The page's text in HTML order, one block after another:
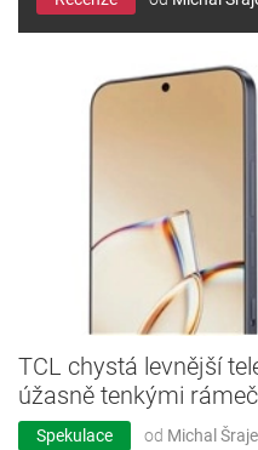
TCL chystá levnější
úžasně tenkými
Spekulace od Michal